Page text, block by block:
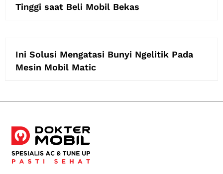
Tinggi saat Beli Mobil Bekas
Ini Solusi Mengatasi Bunyi Ngelitik Pada
Mesin Mobil Matic